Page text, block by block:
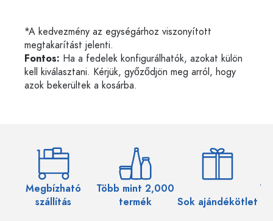
*A kedvezmény az egységárhoz viszonyított
megtakarítást jelenti.
Fontos: Ha a fedelek konfigurálhatók, azokat külön
kell kiválasztani. Kérjük, győződjön meg arról, hogy
azok bekerültek a kosárba.
Megbízható
szállítás
Több mint 2,000
termék
Sok ajándékötlet